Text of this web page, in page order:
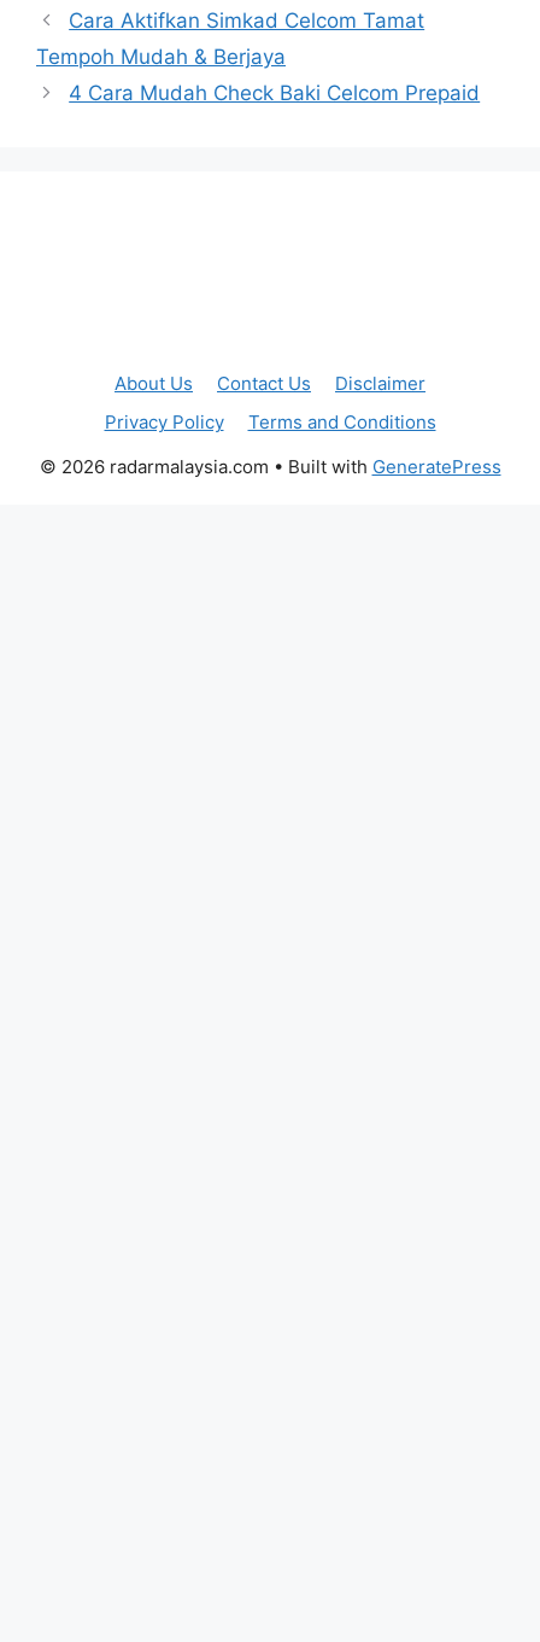
Cara Aktifkan Simkad Celcom Tamat
Tempoh Mudah & Berjaya
4 Cara Mudah Check Baki Celcom Prepaid
About Us Contact Us
Disclaimer
Privacy Policy
Terms and Conditions
© 2026 radarmalaysia.com • Built with GeneratePress